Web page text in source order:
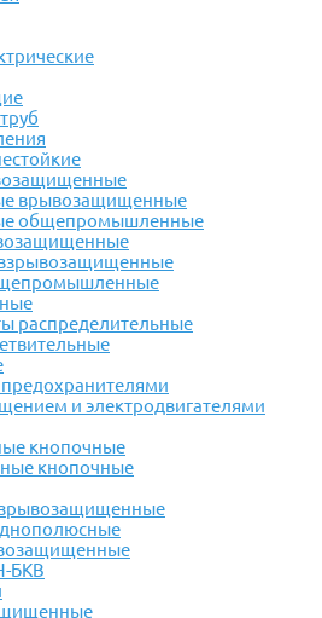
врывозащищенные
общепромышленные
распределительные
и электродвигателями
кнопочные
кнопочные
БКВ